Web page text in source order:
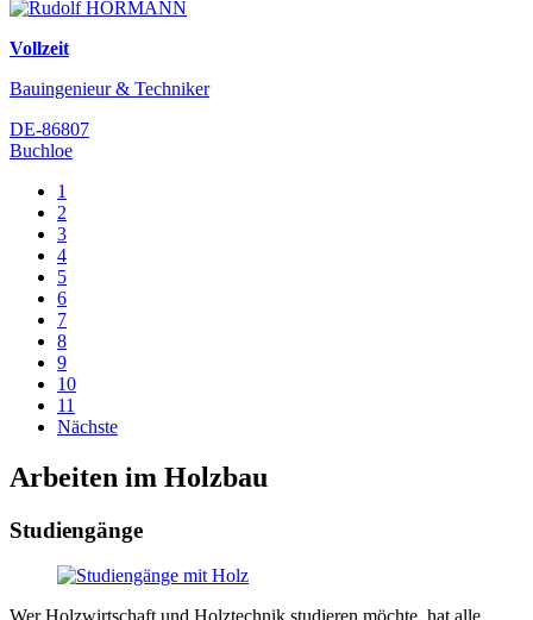
Vollzeit
Bauingenieur & Techniker
DE-86807
Buchloe
1
2
3
4
5
6
7
8
9
10
11
Nächste
Arbeiten im Holzbau
Studiengänge